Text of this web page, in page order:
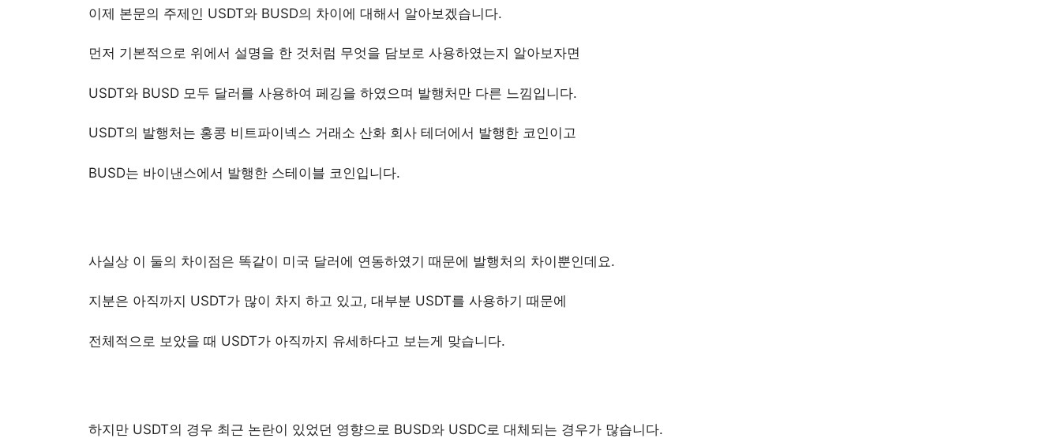
이제 본문의 주제인 USDT와 BUSD의 차이에 대해서 알아보겠습니다.
먼저 기본적으로 위에서 설명을 한 것처럼 무엇을 담보로 사용하였는지 알아보자면
USDT와 BUSD 모두 달러를 사용하여 페깅을 하였으며 발행처만 다른 느낌입니다.
USDT의 발행처는 홍콩 비트파이넥스 거래소 산화 회사 테더에서 발행한 코인이고
BUSD는 바이낸스에서 발행한 스테이블 코인입니다.
사실상 이 둘의 차이점은 똑같이 미국 달러에 연동하였기 때문에 발행처의 차이뿐인데요.
지분은 아직까지 USDT가 많이 차지 하고 있고, 대부분 USDT를 사용하기 때문에
전체적으로 보았을 때 USDT가 아직까지 유세하다고 보는게 맞습니다.
하지만 USDT의 경우 최근 논란이 있었던 영향으로 BUSD와 USDC로 대체되는 경우가 많습니다.